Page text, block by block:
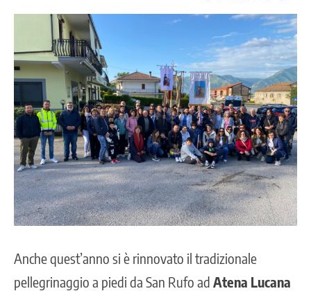
Anche quest’anno si è rinnovato il tradizionale
pellegrinaggio a piedi da San Rufo ad Atena Lucana